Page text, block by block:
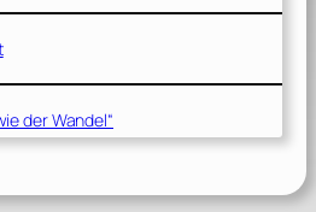
der Wandel“